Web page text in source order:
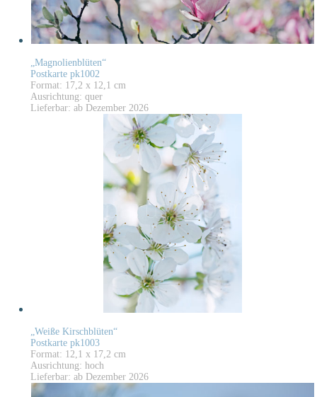
„Magnolienblüten“
Postkarte pk1002
Format: 17,2 x 12,1 cm
Ausrichtung: quer
Lieferbar: ab Dezember 2026
„Weiße Kirschblüten“
Postkarte pk1003
Format: 12,1 x 17,2 cm
Ausrichtung: hoch
Lieferbar: ab Dezember 2026